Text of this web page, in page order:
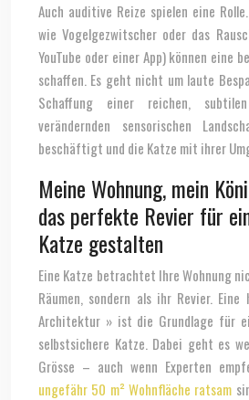
Auch auditive Reize spielen eine
wie Vogelgezwitscher oder das
YouTube oder einer App) können eine
schaffen. Es geht nicht um laute
Schaffung einer reichen,
verändernden sensorischen
beschäftigt und die Katze mit ihrer
Meine Wohnung, mein
das perfekte Revier für
Katze gestalten
Eine Katze betrachtet Ihre Wohnung
Räumen, sondern als ihr Revier.
Architektur » ist die Grundlage für
selbstsichere Katze. Dabei geht es
Grösse – auch wenn Experten
ungefähr 50 m² Wohnfläche ratsam